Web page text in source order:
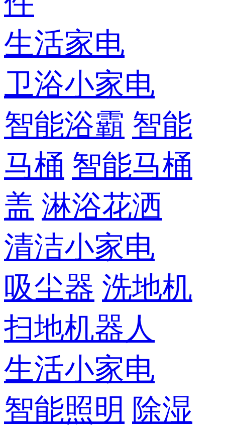
生活家电
卫浴小家电
智能浴霸 智能
马桶 智能马桶
盖 淋浴花洒
清洁小家电
吸尘器 洗地机
扫地机器人
生活小家电
智能照明 除湿